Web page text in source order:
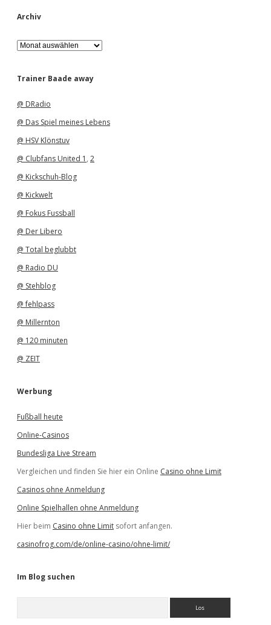
Archiv
A
r
h
Trainer Baade away
@ DRadio
@ Das Spiel meines Lebens
@ HSV Klönstuv
@ Clubfans United 1 , 2
@ Kickschuh-Blog
@ Kickwelt
@ Fokus Fussball
@ Der Libero
@ Total beglubbt
@ Radio DU
@ Stehblog
@ fehlpass
@ Millernton
@ 120 minuten
@ ZEIT
Werbung
Fußball heute
Online-Casinos
Bundesliga Live Stream
Vergleichen und finden Sie hier ein Online Casino ohne Limit
Casinos ohne Anmeldung
Online Spielhallen ohne Anmeldung
Hier beim Casino ohne Limit sofort anfangen.
casinofrog.com/de/online-casino/ohne-limit/
Im Blog suchen